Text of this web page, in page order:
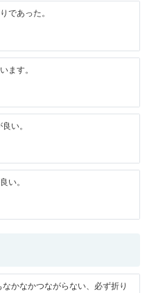
であった。
ます。
い。
い。
かなかつながらない、必ず折り